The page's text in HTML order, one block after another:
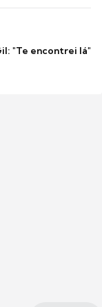
"Te encontrei lá"